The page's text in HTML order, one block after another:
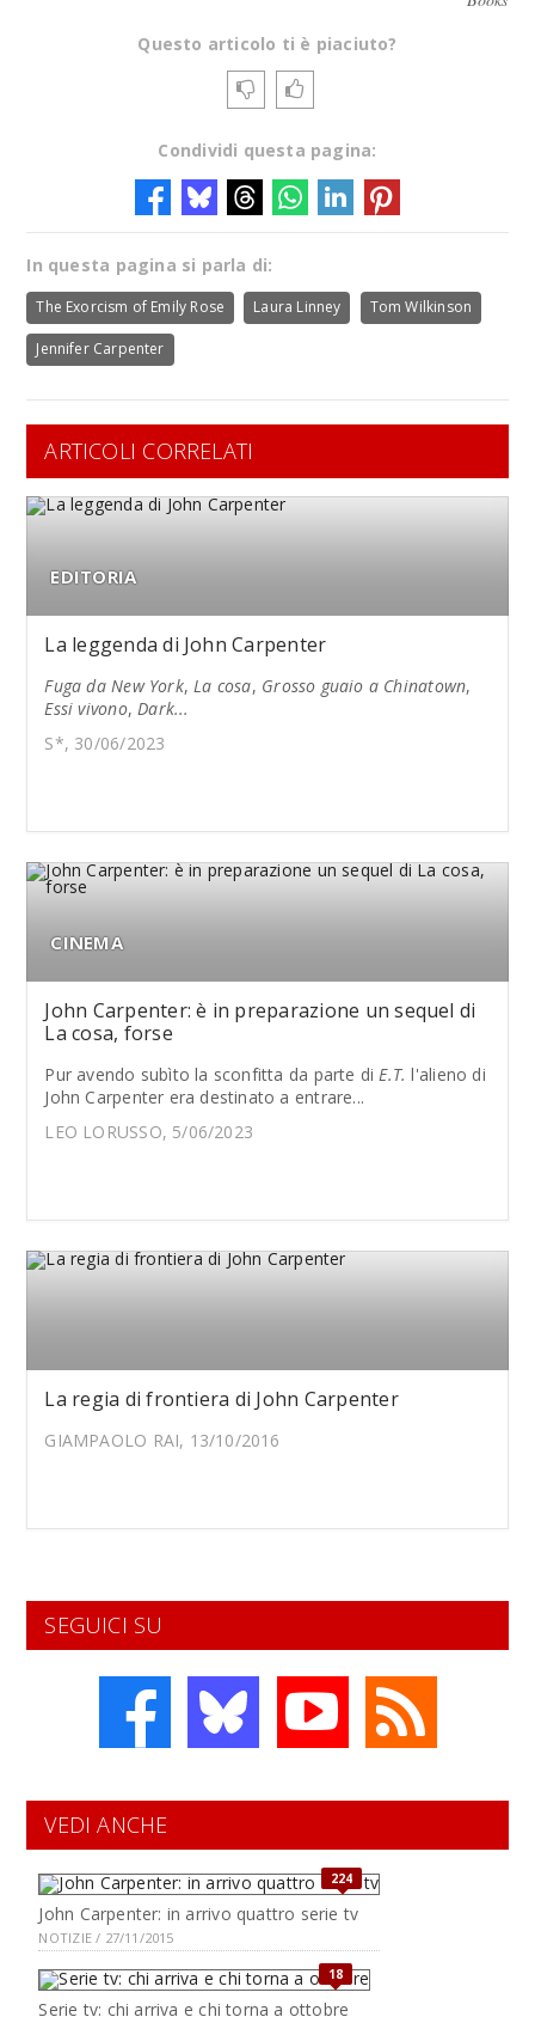
Questo articolo ti è piaciuto?
Condividi questa pagina:
In questa pagina si parla di:
The Exorcism of Emily Rose Laura Linney Tom Wilkinson
Jennifer Carpenter
ARTICOLI CORRELATI
EDITORIA
La leggenda di John Carpenter
Fuga da New York,La cosa, Grosso guaio a Chinatown,
Essi vivono,Dark...
S*, 30/06/2023
CINEMA
John Carpenter: è in preparazione un sequel di
La cosa, forse
Pur avendo subìto la sconfitta da parte diE.T. l'alieno di
John Carpenter era destinato a entrare...
LEO LORUSSO, 5/06/2023
La regia di frontiera di John Carpenter
GIAMPAOLO RAI, 13/10/2016
SEGUICI SU
VEDI ANCHE
224
John Carpenter: in arrivo quattro serie tv
NOTIZIE / 27/11/2015
18
Serie tv: chi arriva e chi torna a ottobre